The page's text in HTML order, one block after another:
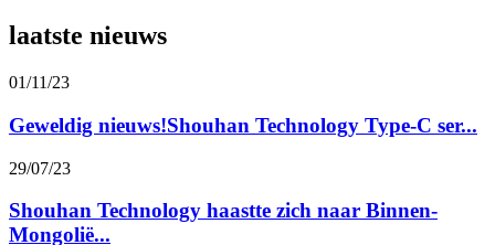
laatste nieuws
01/11/23
Geweldig nieuws!Shouhan Technology Type-C ser...
29/07/23
Shouhan Technology haastte zich naar Binnen-
Mongolië...